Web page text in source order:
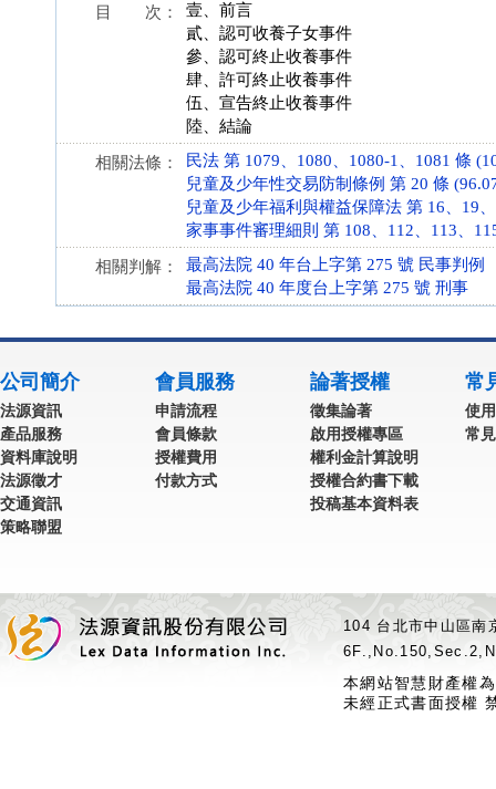
目 次：
壹、前言
貳、認可收養子女事件
參、認可終止收養事件
肆、許可終止收養事件
伍、宣告終止收養事件
陸、結論
相關法條：
民法 第 1079、1080、1080-1、1081 條
兒童及少年性交易防制條例 第 20 條
兒童及少年福利與權益保障法 第 16、19
家事事件審理細則 第 108、112、113、
相關判解：
最高法院 40 年台上字第 275 號 民事判例
最高法院 40 年度台上字第 275 號 刑事
公司簡介
法源資訊
產品服務
資料庫說明
法源徵才
交通資訊
策略聯盟
會員服務
申請流程
會員條款
授權費用
付款方式
論著授權
徵集論著
啟用授權專區
權利金計算說明
授權合約書下載
投稿基本資料表
常
使
常
104 台北市中山區
本網站智慧財產權
未經正式書面授權